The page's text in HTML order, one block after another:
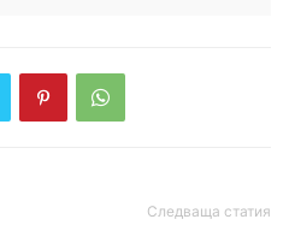
Следваща статия